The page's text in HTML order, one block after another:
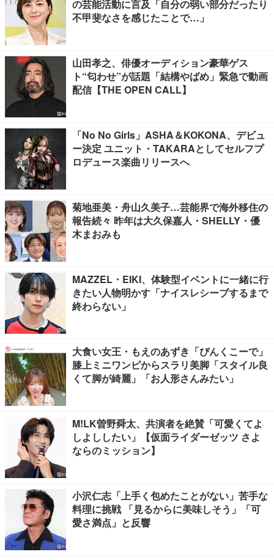
の芸能活動に言及「自分の弱い部分だったり
不甲斐なさを感じたことで…」
山田孝之、俳優オーディション豪華ゲス
ト“匂わせ”が話題「結構やばめ」緊急で動画
配信【THE OPEN CALL】
「No No Girls」ASHA＆KOKONA、デビュ
ー決定 ユニット・TAKARAとしてセルフプ
ロデュース楽曲リリースへ
菊地亜美・舟山久美子…芸能界で海外移住の
報告続々 昨年は大久保嘉人・SHELLY・優
木まおみも
MAZZEL・EIKI、体験型イベントに一緒に行
きたい人物明かす「ナイスレシーブするまで
終わらない」
大食い女王・もえのあずき「ぴんくこーで」
膝上ミニワンピからスラリ美脚「スタイル良
くて脚が綺麗」「お人形さんみたい」
M!LK曽野舜太、共演者を絶賛「可愛くてよ
しよししたい」【仮面ライダーゼッツ さよ
ならのミッション】
小沢仁志「上手く包めたことがない」苦手な
料理に挑戦 「見るからに美味しそう」「可
愛さ満点」と反響